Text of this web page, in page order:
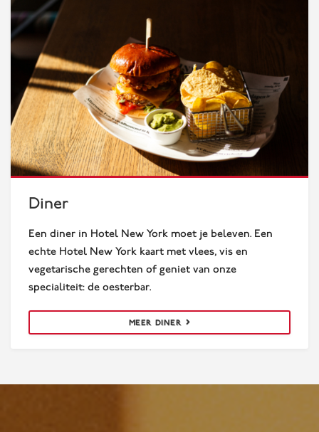
Diner
Een diner in Hotel New York moet je beleven. Een
echte Hotel New York kaart met vlees, vis en
vegetarische gerechten of geniet van onze
specialiteit: de oesterbar.
MEER DINER